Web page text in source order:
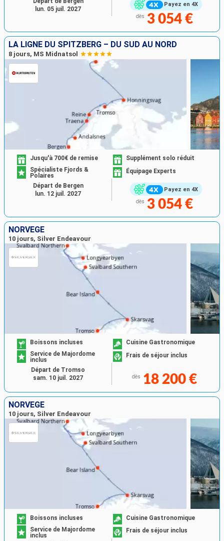
Payez en 4X
dès 3 054 €
lun. 05 juil. 2027
LA LIGNE DU SPITZBERG – DU SUD AU NORD
8 jours, MS Midnatsol
Payez en 4X
Jusqu'à 700€ de remise
Supplément solo réduit
Spécialiste Fjords &
Polaires
Équipage Experts
dès 3 054 €
Départ de Bergen
lun. 12 juil. 2027
NORVÈGE
10 jours, Silver Endeavour
Boissons incluses
Cuisine Gastronomique
Service de Majordome
inclus
Frais de séjour inclus
dès 18 200 €
Départ de Tromso
sam. 10 juil. 2027
NORVÈGE
10 jours, Silver Endeavour
Boissons incluses
Cuisine Gastronomique
Service de Majordome
inclus
Frais de séjour inclus